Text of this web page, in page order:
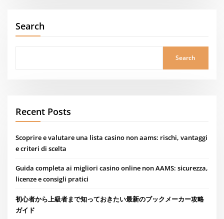
Search
Search
Recent Posts
Scoprire e valutare una lista casino non aams: rischi, vantaggi
e criteri di scelta
Guida completa ai migliori casino online non AAMS: sicurezza,
licenze e consigli pratici
初心者から上級者まで知っておきたい最新のブックメーカー攻略
ガイド